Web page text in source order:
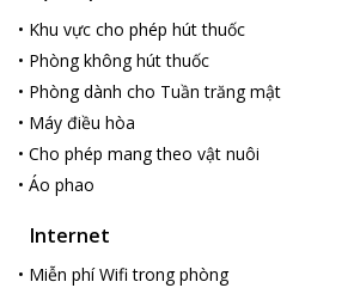
• Khu vực cho phép hút thuốc
• Phòng không hút thuốc
• Phòng dành cho Tuần trăng mật
• Máy điều hòa
• Cho phép mang theo vật nuôi
• Áo phao
Internet
• Miễn phí Wifi trong phòng